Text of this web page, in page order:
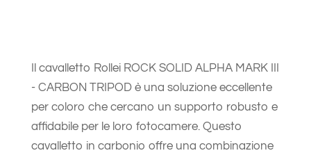
Il cavalletto Rollei ROCK SOLID ALPHA MARK III
- CARBON TRIPOD è una soluzione eccellente
per coloro che cercano un supporto robusto e
affidabile per le loro fotocamere. Questo
cavalletto in carbonio offre una combinazione